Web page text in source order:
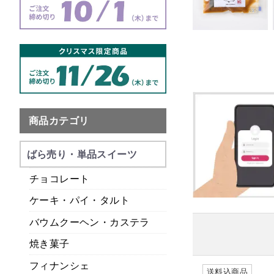
送料込商品
商品カテゴリ
ばら売り・単品スイーツ
チョコレート
ケーキ・パイ・タルト
バウムクーヘン・カステラ
焼き菓子
フィナンシェ